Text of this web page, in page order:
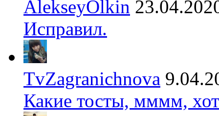
AlekseyOlkin
Исправил.
TvZagranichnova
Какие тосты, мммм,